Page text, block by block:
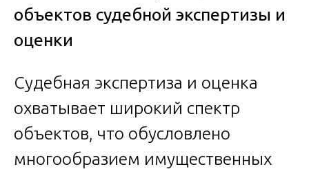
объектов судебной экспертизы и
оценки
Судебная экспертиза и оценка
охватывает широкий спектр
объектов, что обусловлено
многообразием имущественных